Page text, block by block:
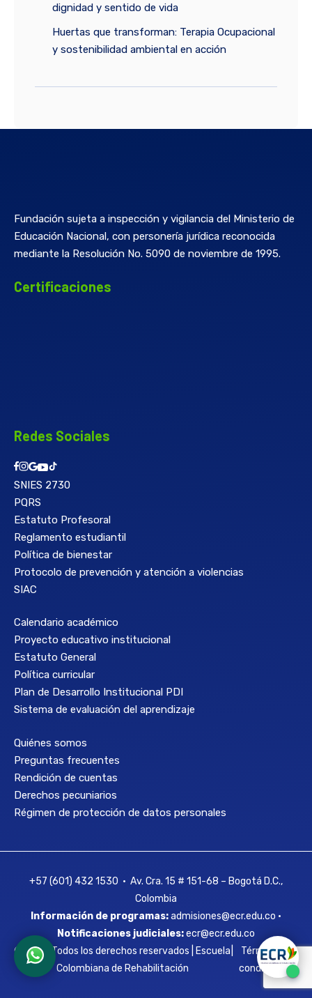
dignidad y sentido de vida
Huertas que transforman: Terapia Ocupacional
y sostenibilidad ambiental en acción
Fundación sujeta a inspección y vigilancia del Ministerio de
Educación Nacional, con personería jurídica reconocida
mediante la Resolución No. 5090 de noviembre de 1995.
Certificaciones
Redes Sociales
SNIES 2730
PQRS
Estatuto Profesoral
Reglamento estudiantil
Política de bienestar
Protocolo de prevención y atención a violencias
SIAC
Calendario académico
Proyecto educativo institucional
Estatuto General
Política curricular
Plan de Desarrollo Institucional PDI
Sistema de evaluación del aprendizaje
Quiénes somos
Preguntas frecuentes
Rendición de cuentas
Derechos pecuniarios
Régimen de protección de datos personales
+57 (601) 432 1530 • Av. Cra. 15 # 151-68 – Bogotá D.C.,
Colombia
Información de programas:admisiones@ecr.edu.co •
Notificaciones judiciales:ecr@ecr.edu.co
© 2026 Todos los derechos reservados | Escuela
Colombiana de Rehabilitación
Términos y
condiciones